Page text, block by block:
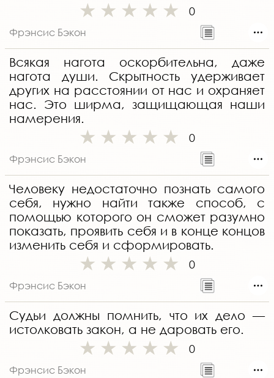
0
Фрэнсис Бэкон
Всякая нагота оскорбительна, даже
нагота души. Скрытность удерживает
других на расстоянии от нас и охраняет
нас. Это ширма, защищающая наши
намерения.
0
Фрэнсис Бэкон
Человеку недостаточно познать самого
себя, нужно найти также способ, с
помощью которого он сможет разумно
показать, проявить себя и в конце концов
изменить себя и сформировать.
0
Фрэнсис Бэкон
Судьи должны помнить, что их дело —
истолковать закон, а не даровать его.
0
Фрэнсис Бэкон